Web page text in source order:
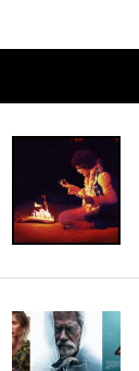
映画レビュー ～
反対ムーヴの暇